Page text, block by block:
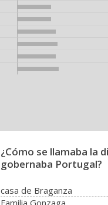
¿Cómo se llamaba la
gobernaba Portugal?
casa de Braganza
Familia Gonzaga